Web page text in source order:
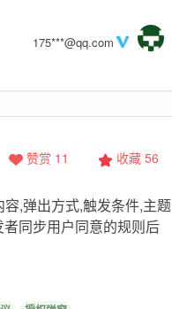
175***@qq.com
收藏 56
赞赏 11
,弹出方式,触发条件,主题
同步用户同意的规则后